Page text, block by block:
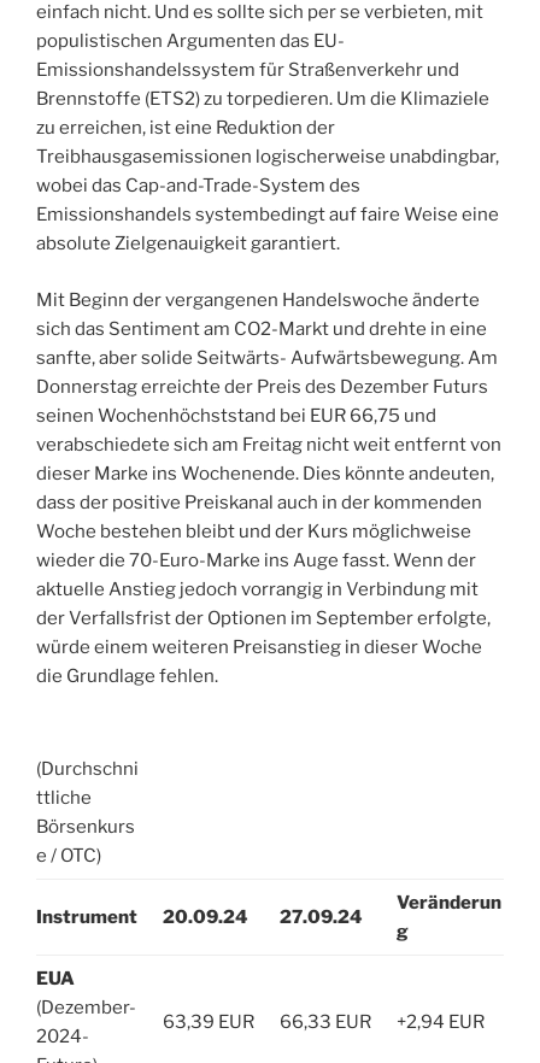
einfach nicht. Und es sollte sich per se verbieten, mit
populistischen Argumenten das EU-
Emissionshandelssystem für Straßenverkehr und
Brennstoffe (ETS2) zu torpedieren. Um die Klimaziele
zu erreichen, ist eine Reduktion der
Treibhausgasemissionen logischerweise unabdingbar,
wobei das Cap-and-Trade-System des
Emissionshandels systembedingt auf faire Weise eine
absolute Zielgenauigkeit garantiert.
Mit Beginn der vergangenen Handelswoche änderte
sich das Sentiment am CO2-Markt und drehte in eine
sanfte, aber solide Seitwärts- Aufwärtsbewegung. Am
Donnerstag erreichte der Preis des Dezember Futurs
seinen Wochenhöchststand bei EUR 66,75 und
verabschiedete sich am Freitag nicht weit entfernt von
dieser Marke ins Wochenende. Dies könnte andeuten,
dass der positive Preiskanal auch in der kommenden
Woche bestehen bleibt und der Kurs möglichweise
wieder die 70-Euro-Marke ins Auge fasst. Wenn der
aktuelle Anstieg jedoch vorrangig in Verbindung mit
der Verfallsfrist der Optionen im September erfolgte,
würde einem weiteren Preisanstieg in dieser Woche
die Grundlage fehlen.
(Durchschni
ttliche
Börsenkurs
e / OTC)
Instrument 20.09.24 27.09.24
Veränderun
g
EUA
(Dezember-
2024-
63,39 EUR 66,33 EUR +2,94 EUR